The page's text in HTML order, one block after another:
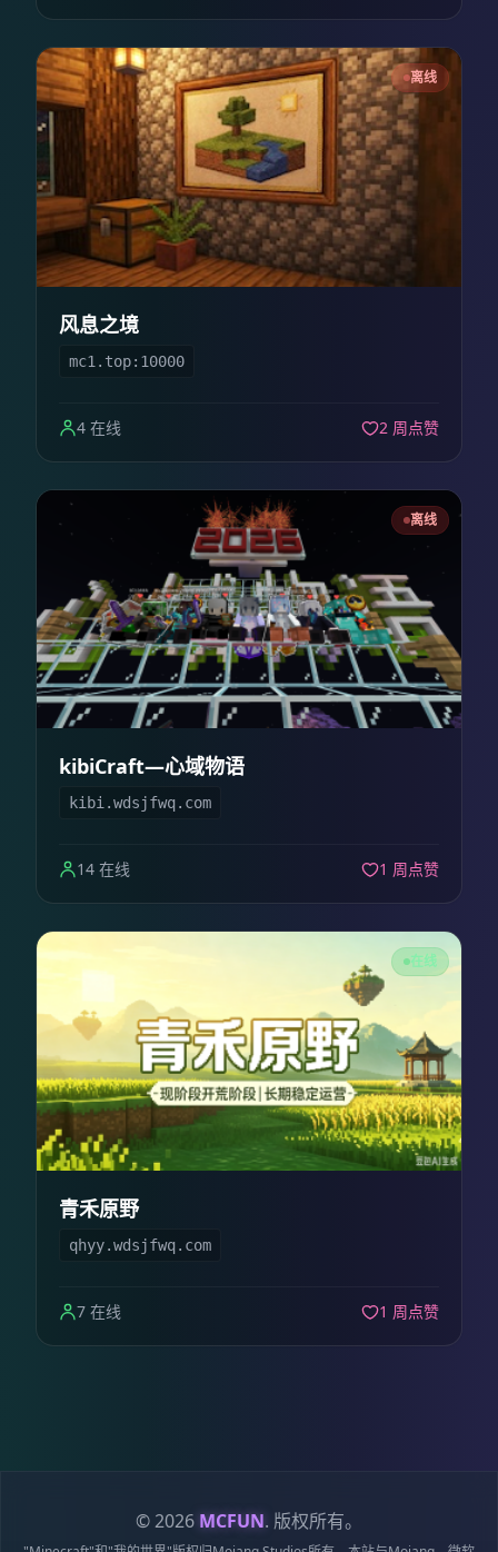
离线
风息之境
mc1.top:10000
4 在线 2 周点赞
离线
kibiCraft—心域物语
kibi.wdsjfwq.com
14 在线 1 周点赞
在线
青禾原野
qhyy.wdsjfwq.com
7 在线 1 周点赞
© 2026 MCFUN. 版权所有。